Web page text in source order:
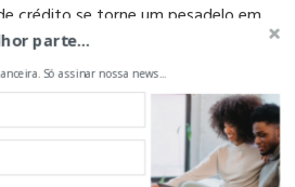
crédito se torne um pesadelo em
Bom Pra Crédito
para organizar suas finanças e
Acesse nosso site e confira
com juros baixos e condições
para cuidar da sua saúde
parte...
Só assinar nossa news...